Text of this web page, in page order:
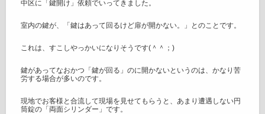
中区に「鍵開け」依頼でいってきました。
室内の鍵が、「鍵はあって回るけど扉が開かない。」とのことです。
これは、すこしやっかいになりそうです(＾＾；)
鍵があってなおかつ「鍵が回る」のに開かないというのは、かなり苦
労する場合が多いのです。
現地でお客様と合流して現場を見せてもらうと、あまり遭遇しない円
筒錠の「両面シリンダー」です。